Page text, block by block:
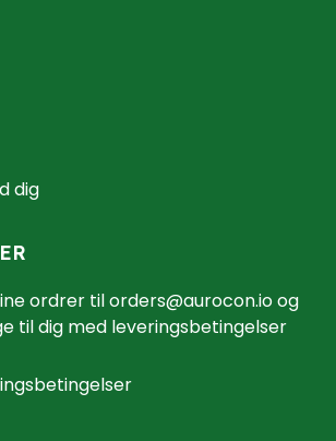
dig
ordrer tilorders@aurocon.ioog
til dig med leveringsbetingelser